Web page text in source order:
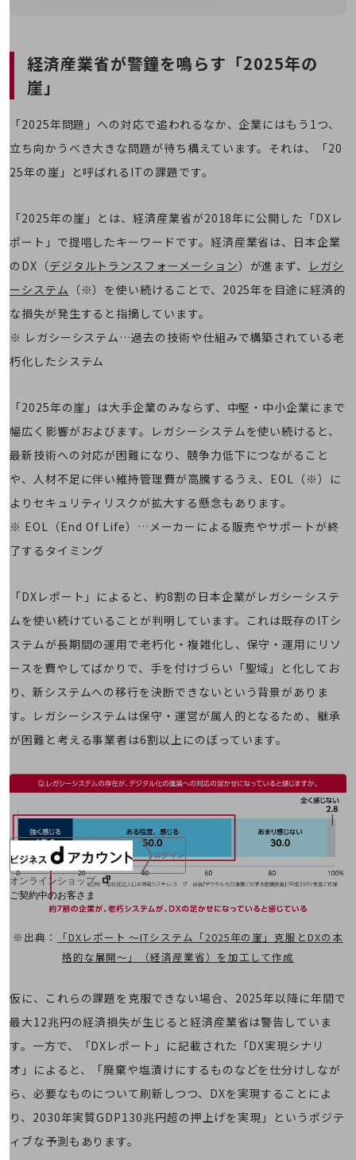
グループ会社
会社案内パンフレット
ニュースルームTOP
ニュースリリース
重要なお知らせ
お知らせ
社外からの評価実績
サステナビリティ
サステナビリティTOP
NTTドコモビジネスグループのサステナビリティ
サステナビリティ基本方針
ダイバーシティ
経営情報
経営情報TOP
業績
採用情報TOP
経験者採用
障がい者採用
人材育成制度
広告・協賛
協賛
NTTドコモグループ
ログイン
オンラインショップ
ご契約中のお客さま
サービス別サポート情報
Web明細(ビリングステーション)
経済産業省が警鐘を鳴らす「2025年の
崖」
「2025年問題」への対応で追われるなか、企業にはもう1つ、
立ち向かうべき大きな問題が待ち構えています。それは、「20
25年の崖」と呼ばれるITの課題です。
「2025年の崖」とは、経済産業省が2018年に公開した「DXレ
ポート」で提唱したキーワードです。経済産業省は、日本企業
のDX（デジタルトランスフォーメーション）が進まず、
レガシ
ーシステム （※）を使い続けることで、2025年を目途に経済的
な損失が発生すると指摘しています。
※ レガシーシステム…過去の技術や仕組みで構築されている老
朽化したシステム
「2025年の崖」は大手企業のみならず、中堅・中小企業にまで
幅広く影響がおよびます。レガシーシステムを使い続けると、
最新技術への対応が困難になり、競争力低下につながること
や、人材不足に伴い維持管理費が高騰するうえ、EOL（※）に
よりセキュリティリスクが拡大する懸念もあります。
※ EOL（End Of Life）…メーカーによる販売やサポートが終
了するタイミング
「DXレポート」によると、約8割の日本企業がレガシーシステ
ムを使い続けていることが判明しています。これは既存のITシ
ステムが長期間の運用で老朽化・複雑化し、保守・運用にリソ
ースを費やしてばかりで、手を付けづらい「聖域」と化してお
り、新システムへの移行を決断できないという背景がありま
す。レガシーシステムは保守・運営が属人的となるため、継承
が困難と考える事業者は6割以上にのぼっています。
※出典：
「DXレポート ～ITシステム「2025年の崖」克服とDXの本
格的な展開～」（経済産業省）を加工して作成
仮に、これらの課題を克服できない場合、2025年以降に年間で
最大12兆円の経済損失が生じると経済産業省は警告していま
す。一方で、「DXレポート」に記載された「DX実現シナリ
オ」によると、「廃棄や塩漬けにするものなどを仕分けしなが
ら、必要なものについて刷新しつつ、DXを実現することによ
り、2030年実質GDP130兆円超の押上げを実現」というポジテ
ィブな予測もあります。